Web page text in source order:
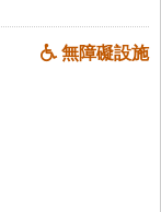
無障礙設施